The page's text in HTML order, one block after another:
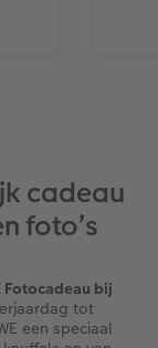
cadeau
foto’s
Fotocadeau bij
tot
een speciaal